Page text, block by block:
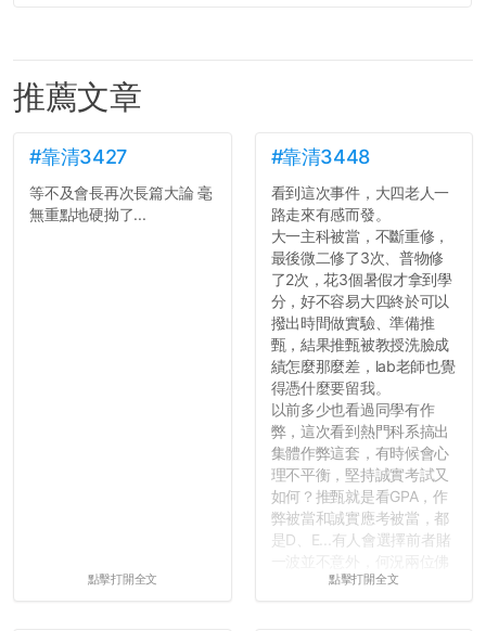
推薦文章
#靠清3427
等不及會長再次長篇大論 毫
無重點地硬拗了...
點擊打開全文
#靠清3448
看到這次事件，大四老人一
路走來有感而發。
大一主科被當，不斷重修，
最後微二修了3次、普物修
了2次，花3個暑假才拿到學
分，好不容易大四終於可以
撥出時間做實驗、準備推
甄，結果推甄被教授洗臉成
績怎麼那麼差，lab老師也覺
得憑什麼要留我。
以前多少也看過同學有作
弊，這次看到熱門科系搞出
集體作弊這套，有時候會心
理不平衡，堅持誠實考試又
如何？推甄就是看GPA，作
弊被當和誠實應考被當，都
是D、E...有人會選擇前者賭
心教授看起來要輕輕放下
點擊打開全文